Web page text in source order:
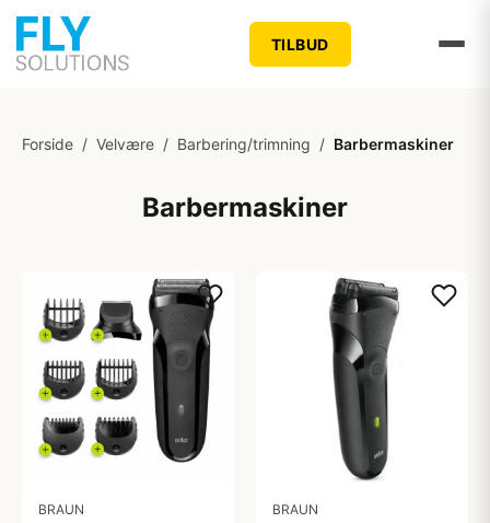
TILBUD
Forside / Velvære / Barbering/trimning / Barbermaskiner
Barbermaskiner
BRAUN BRAUN